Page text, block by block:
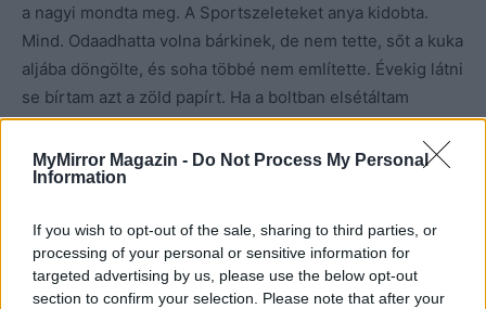
MyMirror Magazin - Do Not Process My Personal
Information
If you wish to opt-out of the sale, sharing to third parties, or
processing of your personal or sensitive information for
targeted advertising by us, please use the below opt-out
section to confirm your selection. Please note that after your
a nagyi mondta meg. A Sportszeleteket anya kidobta.
Mind. Odaadhatta volna bárkinek, de nem tette, sőt a kuka
aljába döngölte, és soha többé nem említette. Évekig látni
se bírtam azt a zöld papírt. Ha a boltban elsétáltam
mellette, összeugrott a gyomrom és remegni kezdtem.
Apa így lépett ki az életemből és lépett be egy másikba.
jött el a ballagásomra, csak utalt némi pénzt anyának.
Amikor kimagasló eredménnyel lediplomáztam, pénzt se
küldött. Már majdnem megfeledkeztem róla, amikor egyik